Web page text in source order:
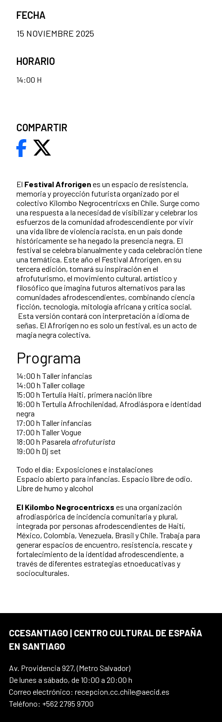
El Festival Afrorigenes un espacio de resistencia,
memoria y proyección futurista organizado por el
colectivo Kilombo Negrocentricxs en Chile. Surge como
una respuesta a la necesidad de visibilizar y celebrar los
esfuerzos de la comunidad afrodescendiente por vivir
una vida libre de violencia racista, en un país donde
históricamente se ha negado la presencia negra. El
festival se celebra bianualmente y cada celebración tiene
una temática. Este año el Festival Afrorigen, en su
tercera edición, tomará su inspiración en el
afrofuturismo, el movimiento cultural, artístico y
filosófico que imagina futuros alternativos para las
comunidades afrodescendientes, combinando ciencia
ficción, tecnología, mitología africana y crítica social.
Esta versión contará con interpretación a idioma de
señas. El Afrorigen no es solo un festival, es un acto de
magia negra colectiva.
Programa
14:00 h Taller infancias
14:00 h Taller collage
15:00 h Tertulia Haiti, primera nación libre
16:00 h Tertulia Afrochilenidad, Afrodiáspora e identidad
negra
17:00 h Taller infancias
17:00 h Taller Vogue
18:00 h Pasarela afrofuturista
19:00 h Dj set
Todo el día: Exposiciones e instalaciones
Espacio abierto para infancias. Espacio libre de odio.
Libre de humo y alcohol
El Kilombo Negrocentricxs es una organización
afrodiaspórica de incidencia comunitaria y plural,
integrada por personas afrodescendientes de Haití,
México, Colombia, Venezuela, Brasil y Chile. Trabaja para
generar espacios de encuentro, resistencia, rescate y
fortalecimiento de la identidad afrodescendiente, a
través de diferentes estrategias etnoeducativas y
socioculturales.
FECHA
15 NOVIEMBRE 2025
HORARIO
14:00 H
COMPARTIR
CCESANTIAGO | CENTRO CULTURAL DE ESPAÑA
EN SANTIAGO
Av. Providencia 927, (Metro Salvador)
De lunes a sábado, de 10:00 a 20:00 h
Correo electrónico: recepcion.cc.chile@aecid.es
Teléfono: +562 2795 9700